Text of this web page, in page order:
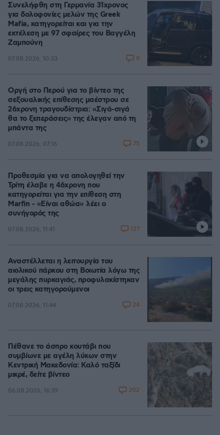
Συνελήφθη στη Γερμανία 31χρονος
για δολοφονίες μελών της Greek
Mafia, κατηγορείται και για την
εκτέλεση με 97 σφαίρες του Βαγγέλη
Ζαμπούνη
07.08.2026, 10:33 9
Οργή στο Περού για το βίντεο της
σεξουαλικής επίθεσης μαέστρου σε
26χρονη τραγουδίστρια: «Σιγά-σιγά
θα το ξεπεράσεις» της έλεγαν από τη
μπάντα της
07.08.2026, 07:16 75
Προθεσμία για να απολογηθεί την
Τρίτη έλαβε η 46χρονη που
κατηγορείται για την επίθεση στη
Marfin - «Είναι αθώα» λέει ο
συνήγορός της
07.08.2026, 11:41 127
Αναστέλλεται η λειτουργία του
αιολικού πάρκου στη Βοιωτία λόγω της
μεγάλης πυρκαγιάς, προφυλακίστηκαν
οι τρεις κατηγορούμενοι
07.08.2026, 11:44 24
Πέθανε το άσπρο κουτάβι που
συμβίωνε με αγέλη λύκων στην
Κεντρική Μακεδονία: Καλό ταξίδι
μικρέ, δείτε βίντεο
06.08.2026, 16:39 202